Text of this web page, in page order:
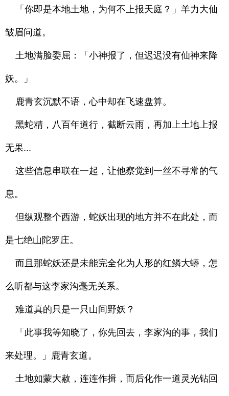
「你即是本地土地，为何不上报天庭？」羊力大仙
皱眉问道。
土地满脸委屈：「小神报了，但迟迟没有仙神来降
妖。」
鹿青玄沉默不语，心中却在飞速盘算。
黑蛇精，八百年道行，截断云雨，再加上土地上报
无果...
这些信息串联在一起，让他察觉到一丝不寻常的气
息。
但纵观整个西游，蛇妖出现的地方并不在此处，而
是七绝山陀罗庄。
而且那蛇妖还是未能完全化为人形的红鳞大蟒，怎
么听都与这李家沟毫无关系。
难道真的只是一只山间野妖？
「此事我等知晓了，你先回去，李家沟的事，我们
来处理。」鹿青玄道。
土地如蒙大赦，连连作揖，而后化作一道灵光钻回